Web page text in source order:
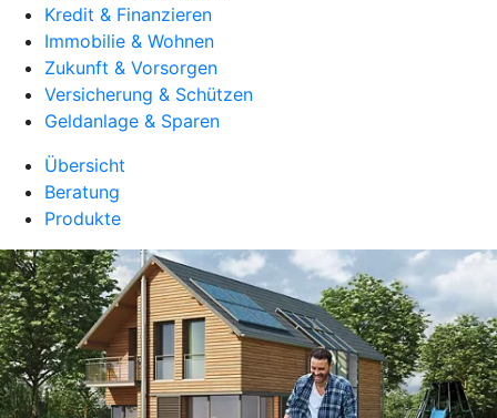
Kredit & Finanzieren
Immobilie & Wohnen
Zukunft & Vorsorgen
Versicherung & Schützen
Geldanlage & Sparen
Übersicht
Beratung
Produkte